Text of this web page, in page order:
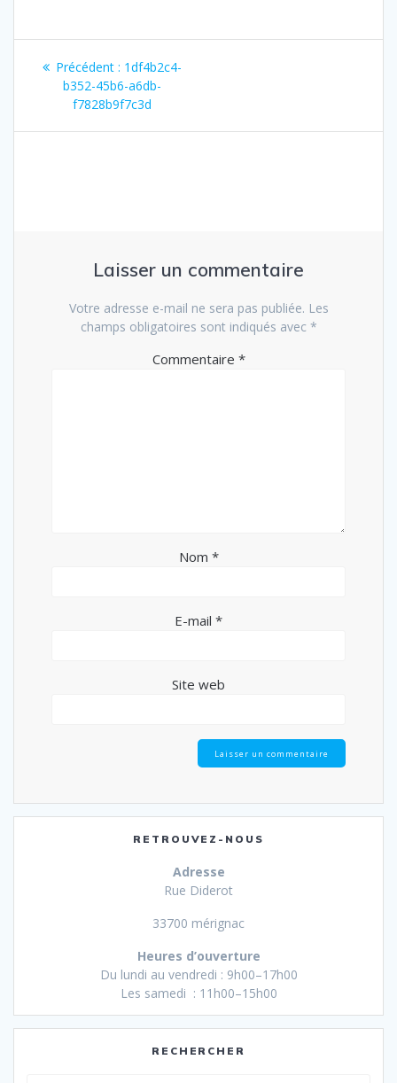
Navigation
l’article
Précédent : Article
précédent
:
1df4b2c4-
b352-45b6-a6db-
f7828b9f7c3d
Laisser un commentaire
Votre adresse e-mail ne sera pas publiée. Les
champs obligatoires sont indiqués avec *
Commentaire *
Nom *
E-mail *
Site web
RETROUVEZ-NOUS
Adresse
Rue Diderot
33700 mérignac
Heures d’ouverture
Du lundi au vendredi : 9h00–17h00
Les samedi : 11h00–15h00
RECHERCHER